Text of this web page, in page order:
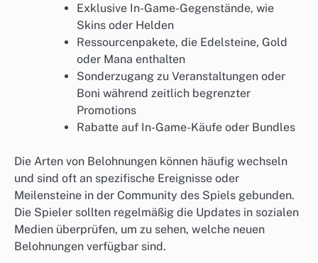
Exklusive In-Game-Gegenstände, wie
Skins oder Helden
Ressourcenpakete, die Edelsteine, Gold
oder Mana enthalten
Sonderzugang zu Veranstaltungen oder
Boni während zeitlich begrenzter
Promotions
Rabatte auf In-Game-Käufe oder Bundles
Die Arten von Belohnungen können häufig wechseln
und sind oft an spezifische Ereignisse oder
Meilensteine in der Community des Spiels gebunden.
Die Spieler sollten regelmäßig die Updates in sozialen
Medien überprüfen, um zu sehen, welche neuen
Belohnungen verfügbar sind.